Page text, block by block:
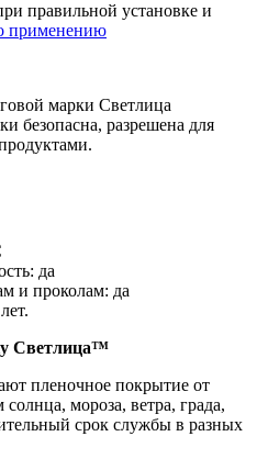
правильной установке и
применению
марки Светлица
безопасна, разрешена для
да
и проколам: да
Светлица™
пленочное покрытие от
мороза, ветра, града,
срок службы в разных